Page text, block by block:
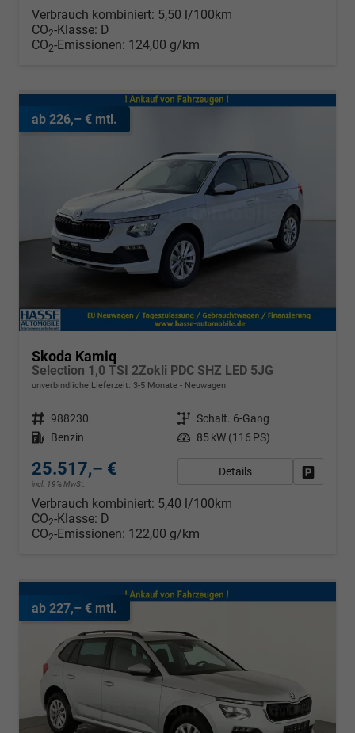
Verbrauch kombiniert: 5,50 l/100km
CO2-Klasse: D
CO2-Emissionen: 124,00 g/km
ab 226,– € mtl.
Skoda Kamiq
Selection 1,0 TSI 2Zokli PDC SHZ LED 5JG
unverbindliche Lieferzeit: 3-5 Monate Neuwagen
Fahrzeugnr. 988230 Getriebe Schalt. 6-Gang
Kraftstoff Benzin Leistung 85 kW (116 PS)
25.517,– €
incl. 19% MwSt.
Details
Verbrauch kombiniert: 5,40 l/100km
CO2-Klasse: D
CO2-Emissionen: 122,00 g/km
ab 227,– € mtl.